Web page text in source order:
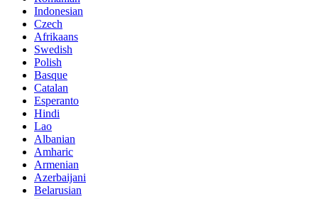
Indonesian
Czech
Afrikaans
Swedish
Polish
Basque
Catalan
Esperanto
Hindi
Lao
Albanian
Amharic
Armenian
Azerbaijani
Belarusian